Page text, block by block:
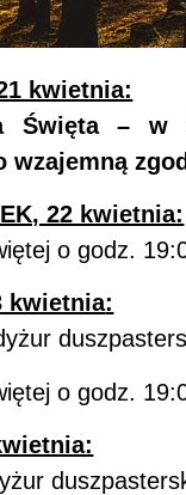
kwietnia:
Święta – w
wzajemną
22 kwietnia:
o godz.
kwietnia:
o godz.